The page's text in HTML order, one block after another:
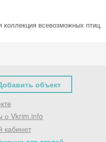
всевозможных птиц.
объект
о Vkrim.info
кабинет